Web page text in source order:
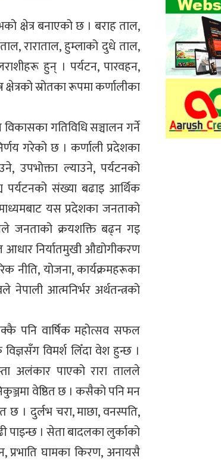
क्षेत्र बनाएको छ । बराह ताल,
राराताल, हुम्लाको दुधे ताल,
हुन् । पर्यटन, पारवहन,
स्रोतका रूपमा कर्णालीका
गतिविधि सञ्चालन गर्ने
गरेको छ । कर्णाली प्रदेशका
उपभोक्ता ल्याउने, पर्यटनको
पर्यटनको संख्या बढाइ आर्थिक
यस प्रदेशका जनताको
जनताको क्रयशक्ति बढ्न गइ
आधार निर्यातमुखी औद्योगीकरण
नीति, योजना, कार्यक्रमहरूका
आत्मनिर्भर अर्थतन्त्रको
पनि वार्षिक महोत्सव सफल
विमर्श लिँदा वेश हुन्छ ।
अलंकार पाएको रारा तालले
वेष्ठित छ । कसैको पनि मन
छ । दुर्लभ चरा, माछा, वनस्पति,
पाइन्छ । सेता बादलका लुर्काको
प्रभाति घामका किरण, अनायसै